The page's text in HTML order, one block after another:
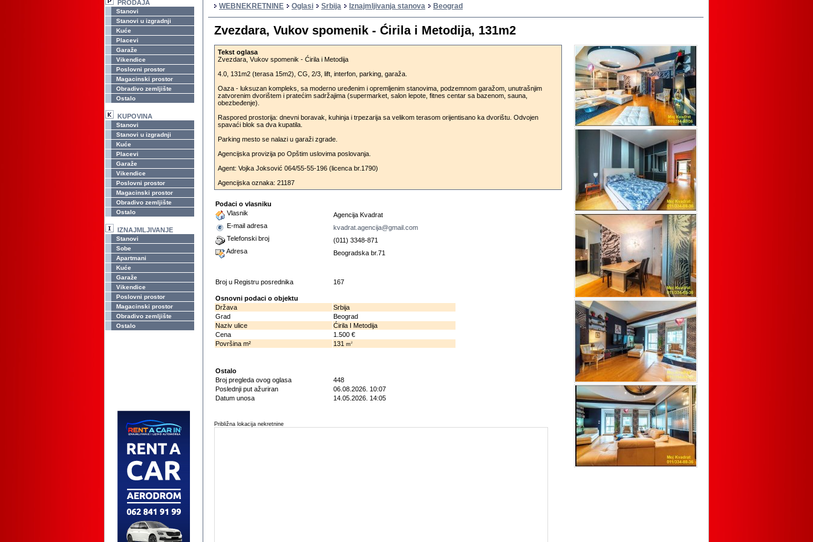
PRODAJA
Stanovi
Stanovi u izgradnji
Kuće
Placevi
Garaže
Vikendice
Poslovni prostor
Magacinski prostor
Obradivo zemljište
Ostalo
KUPOVINA
Stanovi
Stanovi u izgradnji
Kuće
Placevi
Garaže
Vikendice
Poslovni prostor
Magacinski prostor
Obradivo zemljište
Ostalo
IZNAJMLJIVANJE
Stanovi
Sobe
Apartmani
Kuće
Garaže
Vikendice
Poslovni prostor
Magacinski prostor
Obradivo zemljište
Ostalo
WEBNEKRETNINE Oglasi Srbija Iznajmljivanja stanova Beograd
Zvezdara, Vukov spomenik - Ćirila i Metodija, 131m2
Tekst oglasa
Zvezdara, Vukov spomenik - Ćirila i Metodija
4.0, 131m2 (terasa 15m2), CG, 2/3, lift, interfon, parking, garaža.
Oaza - luksuzan kompleks, sa moderno uređenim i opremljenim stanovima, podzemnom garažom, unutrašnjim
zatvorenim dvorištem i pratećim sadržajima (supermarket, salon lepote, fitnes centar sa bazenom, sauna,
obezbeđenje).
Raspored prostorija: dnevni boravak, kuhinja i trpezarija sa velikom terasom orijentisano ka dvorištu. Odvojen
spavaći blok sa dva kupatila.
Parking mesto se nalazi u garaži zgrade.
Agencijska provizija po Opštim uslovima poslovanja.
Agent: Vojka Joksović 064/55-55-196 (licenca br.1790)
Agencijska oznaka: 21187
Podaci o vlasniku
Vlasnik
Agencija Kvadrat
E-mail adresa
kvadrat.agencija@gmail.com
Telefonski broj
(011) 3348-871
Adresa
Beogradska br.71
Broj u Registru posrednika 167
Osnovni podaci o objektu
Država
Srbija
Grad
Beograd
Naziv ulice
Ćirila I Metodija
Cena
1.500 €
Površina m²
131 m2
Ostalo
Broj pregleda ovog oglasa
448
Poslednji put ažuriran
06.08.2026. 10:07
Datum unosa
14.05.2026. 14:05
Približna lokacija nekretnine